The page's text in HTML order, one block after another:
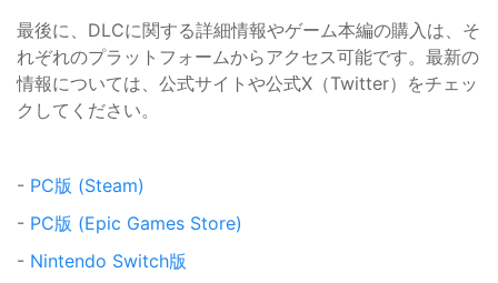
最後に、DLCに関する詳細情報やゲーム本編の購入は、そ
れぞれのプラットフォームからアクセス可能です。最新の
情報については、公式サイトや公式X（Twitter）をチェッ
クしてください。
- PC版 (Steam)
- PC版 (Epic Games Store)
- Nintendo Switch版